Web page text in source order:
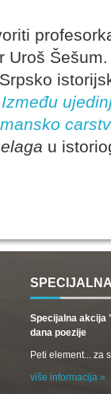
Uroš Šešum.
Između
u
Specijalna akcija
dana poezije
Peti element... za
više informacija »